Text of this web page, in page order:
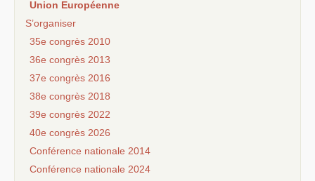
Union Européenne
S’organiser
35e congrès 2010
36e congrès 2013
37e congrès 2016
38e congrès 2018
39e congrès 2022
40e congrès 2026
Conférence nationale 2014
Conférence nationale 2024